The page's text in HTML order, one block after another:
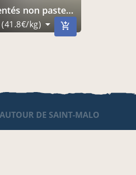
non pasteurisés
kg)
AUTOUR DE SAINT-MALO